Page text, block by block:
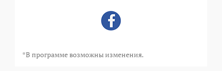
*В программе возможны изменения.